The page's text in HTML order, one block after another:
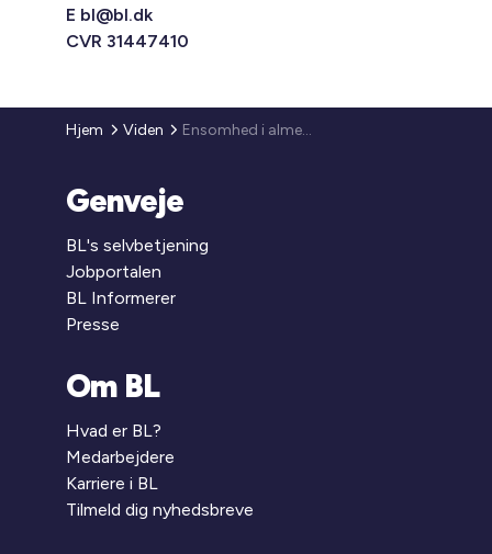
E bl@bl.dk
CVR 31447410
Hjem Viden Ensomhed i almene boligområder
Genveje
BL's selvbetjening
Jobportalen
BL Informerer
Presse
Om BL
Hvad er BL?
Medarbejdere
Karriere i BL
Tilmeld dig nyhedsbreve